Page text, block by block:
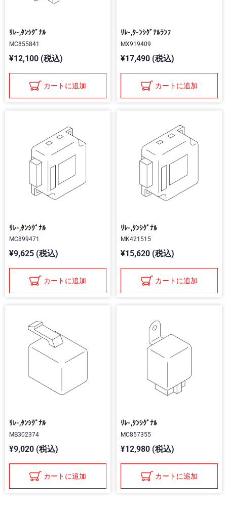
ﾘﾚ-,ﾀﾝｼｸﾞﾅﾙ
MC855841
¥12,100 (税込)
カートに追加
ﾘﾚ-,ﾀ-ﾝｼｸﾞﾅﾙﾗﾝﾌ
MX919409
¥17,490 (税込)
カートに追加
ﾘﾚ-,ﾀﾝｼｸﾞﾅﾙ
MC899471
¥9,625 (税込)
カートに追加
ﾘﾚ-,ﾀﾝｼｸﾞﾅﾙ
MK421515
¥15,620 (税込)
カートに追加
ﾘﾚ-,ﾀﾝｼｸﾞﾅﾙ
MB302374
¥9,020 (税込)
カートに追加
ﾘﾚ-,ﾀﾝｼｸﾞﾅﾙ
MC857355
¥12,980 (税込)
カートに追加